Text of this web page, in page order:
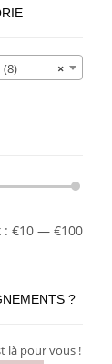
×
:€10 —€100
?
là pour vous !